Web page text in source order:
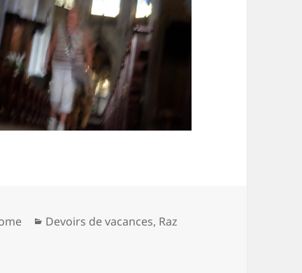
Catégories
Devoirs de vacances, Raz
d’église